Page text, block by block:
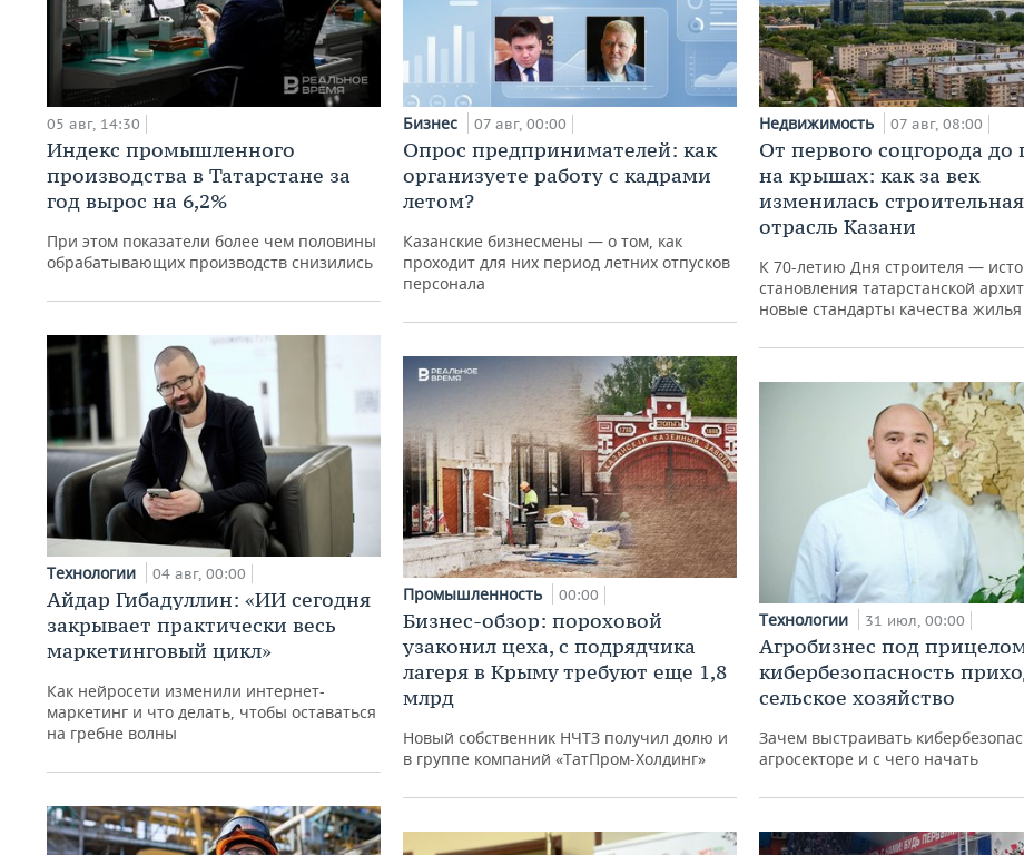
05 авг, 14:30
Индекс промышленного
производства в Татарстане за
год вырос на 6,2%
При этом показатели более чем половины
обрабатывающих производств снизились
Технологии 04 авг, 00:00
Айдар Гибадуллин: «ИИ сегодня
закрывает практически весь
маркетинговый цикл»
Как нейросети изменили интернет-
маркетинг и что делать, чтобы оставаться
на гребне волны
Бизнес 07 авг, 00:00
Опрос предпринимателей: как
организуете работу с кадрами
летом?
Казанские бизнесмены — о том, как
проходит для них период летних отпусков
персонала
Промышленность 00:00
Бизнес-обзор: пороховой
узаконил цеха, с подрядчика
лагеря в Крыму требуют еще 1,8
млрд
Новый собственник НЧТЗ получил долю и
в группе компаний «ТатПром-Холдинг»
Недвижимость 07 авг, 08:00
От первого соцгорода до
на крышах: как за век
изменилась строительная
отрасль Казани
К 70-летию Дня строителя —
становления татарстанской
новые стандарты качества жилья
Технологии 31 июл, 00:00
Агробизнес под
кибербезопасность
сельское хозяйство
Зачем выстраивать
агросекторе и с чего начать